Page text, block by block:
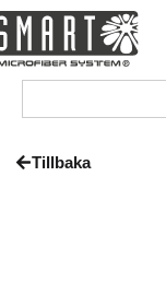
Tillbaka